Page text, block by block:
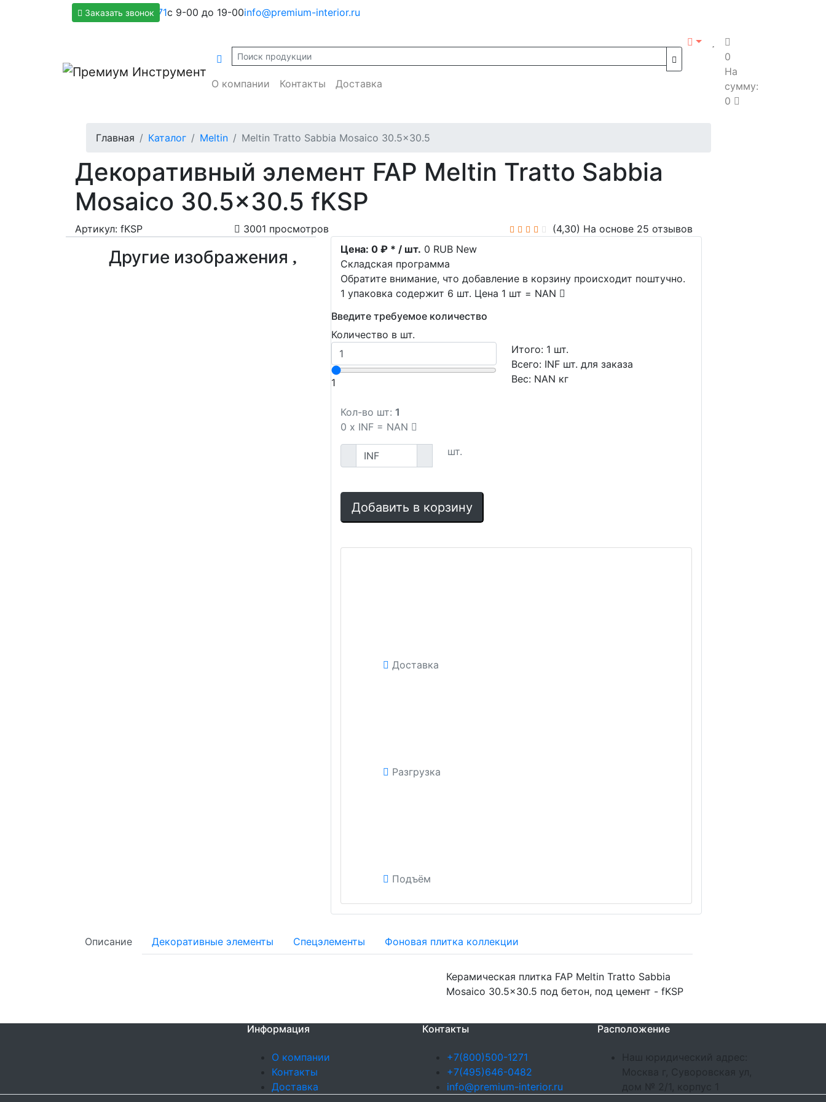
+7(800)500-1271с 9-00 до 19-00info@premium-interior.ru
Заказать звонок
О компании Контакты Доставка
0
На
сумму:
0
Главная Каталог Meltin Meltin Tratto Sabbia Mosaico 30.5x30.5
Декоративный элемент FAP Meltin Tratto Sabbia
Mosaico 30.5x30.5 fKSP
Артикул: fKSP 3001 просмотров (4,30) На основе 25 отзывов
Другие изображения Цена: 0 ₽ * / шт. 0 RUB New
Складская программа
Обратите внимание, что добавление в корзину происходит поштучно.
1 упаковка содержит 6 шт. Цена 1 шт = NAN
Введите требуемое количество
Количество в шт.
1
Итого: 1 шт.
Всего: INF шт. для заказа
Вес: NAN кг
Кол-во шт: 1
0 x INF = NAN
шт.
Добавить в корзину
Доставка
Разгрузка
Подъём
Описание Декоративные элементы Спецэлементы Фоновая плитка коллекции
Керамическая плитка FAP Meltin Tratto Sabbia
Mosaico 30.5x30.5 под бетон, под цемент - fKSP
Информация
О компании
Контакты
Доставка
Контакты
+7(800)500-1271
+7(495)646-0482
info@premium-interior.ru
Расположение
Наш юридический адрес:
Москва г, Суворовская ул,
дом № 2/1, корпус 1